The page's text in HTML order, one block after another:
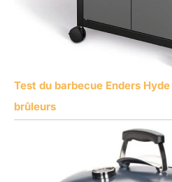
Test du barbecue Enders
brûleurs